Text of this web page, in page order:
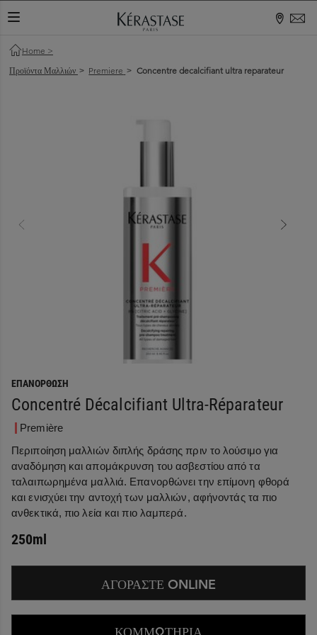
ΕΝΑΛΛΑΓΉ ΠΕΡΙΉΓΗΣΗΣ
Home >
Προϊόντα Μαλλιών > Premiere > Concentre decalcifiant ultra reparateur
ΕΠΑΝΌΡΘΩΣΗ
Concentré Décalcifiant Ultra-Réparateur
Première
Περιποίηση μαλλιών διπλής δράσης πριν το λούσιμο για
αναδόμηση και απομάκρυνση του ασβεστίου από τα
ταλαιπωρημένα μαλλιά. Επανορθώνει την επίμονη φθορά
και ενισχύει την αντοχή των μαλλιών, αφήνοντάς τα πιο
ανθεκτικά, πιο λεία και πιο λαμπερά.
250ml
ΑΓΟΡΑΣΤΕ ONLINE